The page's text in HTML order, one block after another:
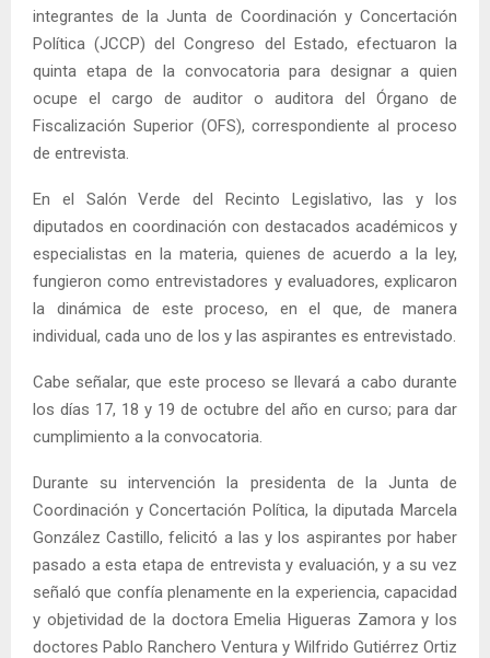
integrantes de la Junta de Coordinación y Concertación
Política (JCCP) del Congreso del Estado, efectuaron la
quinta etapa de la convocatoria para designar a quien
ocupe el cargo de auditor o auditora del Órgano de
Fiscalización Superior (OFS), correspondiente al proceso
de entrevista.
En el Salón Verde del Recinto Legislativo, las y los
diputados en coordinación con destacados académicos y
especialistas en la materia, quienes de acuerdo a la ley,
fungieron como entrevistadores y evaluadores, explicaron
la dinámica de este proceso, en el que, de manera
individual, cada uno de los y las aspirantes es entrevistado.
Cabe señalar, que este proceso se llevará a cabo durante
los días 17, 18 y 19 de octubre del año en curso; para dar
cumplimiento a la convocatoria.
Durante su intervención la presidenta de la Junta de
Coordinación y Concertación Política, la diputada Marcela
González Castillo, felicitó a las y los aspirantes por haber
pasado a esta etapa de entrevista y evaluación, y a su vez
señaló que confía plenamente en la experiencia, capacidad
y objetividad de la doctora Emelia Higueras Zamora y los
doctores Pablo Ranchero Ventura y Wilfrido Gutiérrez Ortiz